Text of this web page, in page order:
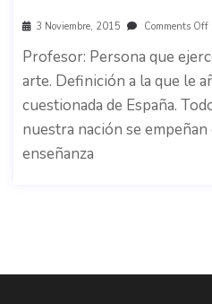
3 Noviembre, 2015 Comments Off
Profesor: Persona que
arte. Definición a la que le
cuestionada de España.
nuestra nación se
enseñanza